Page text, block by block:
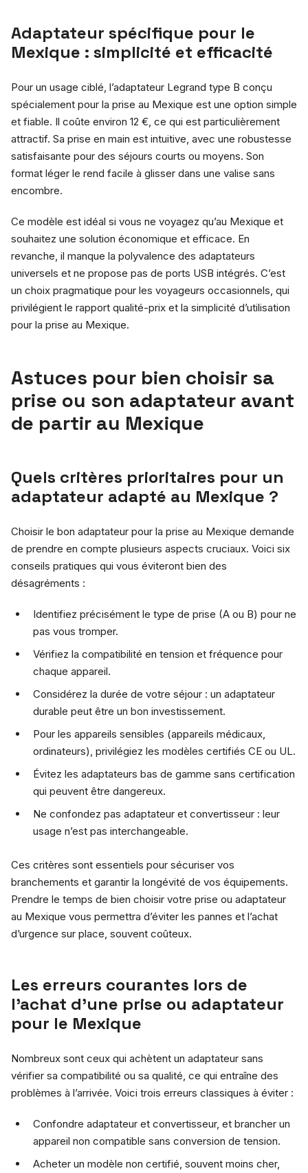
Adaptateur spécifique pour le
Mexique : simplicité et efficacité
Pour un usage ciblé, l’adaptateur Legrand type B conçu
spécialement pour la prise au Mexique est une option simple
et fiable. Il coûte environ 12 €, ce qui est particulièrement
attractif. Sa prise en main est intuitive, avec une robustesse
satisfaisante pour des séjours courts ou moyens. Son
format léger le rend facile à glisser dans une valise sans
encombre.
Ce modèle est idéal si vous ne voyagez qu’au Mexique et
souhaitez une solution économique et efficace. En
revanche, il manque la polyvalence des adaptateurs
universels et ne propose pas de ports USB intégrés. C’est
un choix pragmatique pour les voyageurs occasionnels, qui
privilégient le rapport qualité-prix et la simplicité d’utilisation
pour la prise au Mexique.
Astuces pour bien choisir sa
prise ou son adaptateur avant
de partir au Mexique
Quels critères prioritaires pour un
adaptateur adapté au Mexique ?
Choisir le bon adaptateur pour la prise au Mexique demande
de prendre en compte plusieurs aspects cruciaux. Voici six
conseils pratiques qui vous éviteront bien des
désagréments :
Identifiez précisément le type de prise (A ou B) pour ne
pas vous tromper.
Vérifiez la compatibilité en tension et fréquence pour
chaque appareil.
Considérez la durée de votre séjour : un adaptateur
durable peut être un bon investissement.
Pour les appareils sensibles (appareils médicaux,
ordinateurs), privilégiez les modèles certifiés CE ou UL.
Évitez les adaptateurs bas de gamme sans certification
qui peuvent être dangereux.
Ne confondez pas adaptateur et convertisseur : leur
usage n’est pas interchangeable.
Ces critères sont essentiels pour sécuriser vos
branchements et garantir la longévité de vos équipements.
Prendre le temps de bien choisir votre prise ou adaptateur
au Mexique vous permettra d’éviter les pannes et l’achat
d’urgence sur place, souvent coûteux.
Les erreurs courantes lors de
l’achat d’une prise ou adaptateur
pour le Mexique
Nombreux sont ceux qui achètent un adaptateur sans
vérifier sa compatibilité ou sa qualité, ce qui entraîne des
problèmes à l’arrivée. Voici trois erreurs classiques à éviter :
Confondre adaptateur et convertisseur, et brancher un
appareil non compatible sans conversion de tension.
Acheter un modèle non certifié, souvent moins cher,